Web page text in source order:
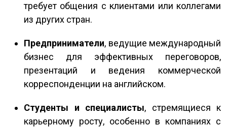
требует общения с клиентами или коллегами
из других стран.
Предприниматели, ведущие международный
бизнес для эффективных переговоров,
презентаций и ведения коммерческой
корреспонденции на английском.
Студенты и специалисты, стремящиеся к
карьерному росту, особенно в компаниях с